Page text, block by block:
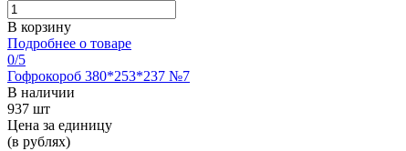
В корзину
Подробнее о товаре
0/5
Гофрокороб 380*253*237 №7
В наличии
937 шт
Цена за единицу
(в рублях)